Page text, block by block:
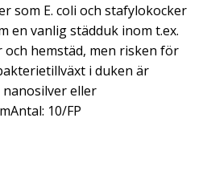
som E. coli och stafylokocker
en vanlig städduk inom t.ex.
hemstäd, men risken för
i duken är
eller
10/FP